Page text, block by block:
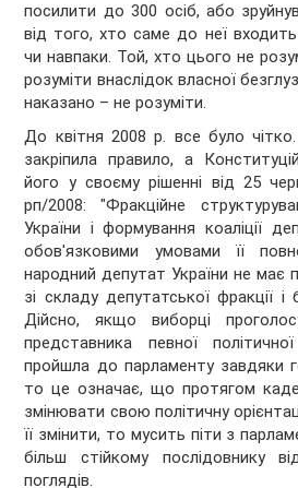
посилити до 300 осіб, або
від того, хто саме до неї
чи навпаки. Той, хто цього не
розуміти внаслідок власної
наказано – не розуміти.
До квітня 2008 р. все було чітко.
закріпила правило, а
його у своєму рішенні від 25
рп/2008: "Фракційне
України і формування коаліції
обов'язковими умовами її
народний депутат України не має
зі складу депутатської фракції
Дійсно, якщо виборці
представника певної
пройшла до парламенту завдяки
то це означає, що протягом
змінювати свою політичну
її змінити, то мусить піти з
більш стійкому послідовнику
поглядів.